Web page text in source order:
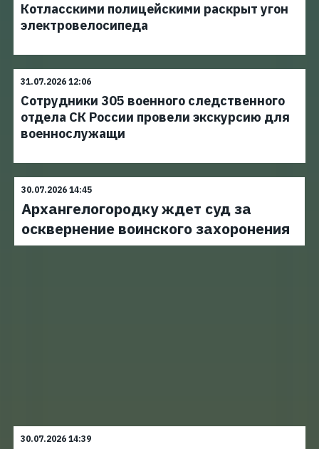
Котласскими полицейскими раскрыт угон
электровелосипеда
31.07.2026 12:06
Сотрудники 305 военного следственного
отдела СК России провели экскурсию для
военнослужащи
30.07.2026 14:45
Архангелогородку ждет суд за
осквернение воинского захоронения
30.07.2026 14:39